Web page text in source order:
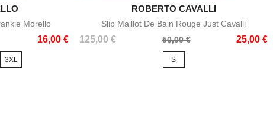
Morello
16,00 €
3XL
Aperçu rapide
ROBERTO CAVALLI
Slip Maillot De Bain Rouge Just Cavalli
125,00 €
Prix
50,00 € 25,00 €
Prix
S